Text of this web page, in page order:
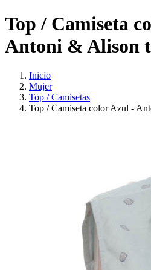
Top / Camiseta
Antoni & Alison
Inicio
Mujer
Top / Camisetas
Top / Camiseta color Azul -